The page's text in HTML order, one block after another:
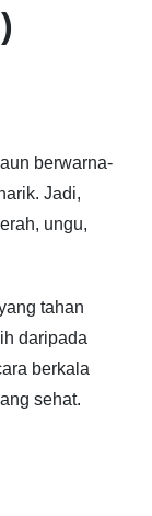
)
berwarna-
Jadi,
ungu,
tahan
daripada
berkala
sehat.